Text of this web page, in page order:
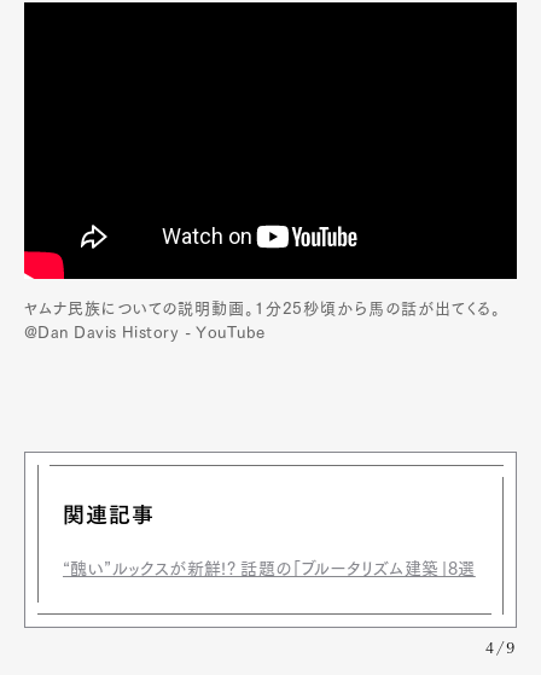
ヤムナ民族についての説明動画。1分25秒頃から馬の話が出てくる。
@Dan Davis History - YouTube
関連記事
“醜い”ルックスが新鮮!?︎ 話題の「ブルータリズム建築」8選
4/9